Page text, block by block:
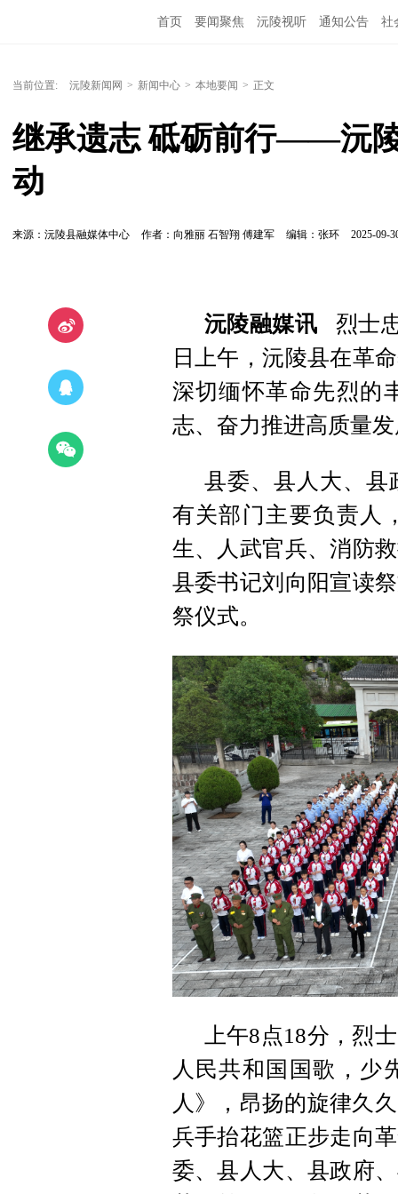
首页 要闻聚焦 沅陵视听 通知公告 社
当前位置: 沅陵新闻网 > 新闻中心 > 本地要闻 > 正文
继承遗志 砥砺前行——沅
动
来源：沅陵县融媒体中心 作者：向雅丽 石智翔 傅建军 编辑：张环 2025-09-
沅陵融媒讯 烈士
日上午，沅陵县在革
深切缅怀革命先烈的
志、奋力推进高质量
县委、县人大、县
有关部门主要负责人
生、人武官兵、消防
县委书记刘向阳宣读
祭仪式。
上午8点18分，烈
人民共和国国歌，少
人》，昂扬的旋律久
兵手抬花篮正步走向
委、县人大、县政府